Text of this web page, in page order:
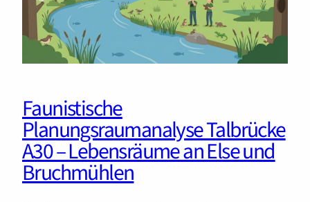
Faunistische
Planungsraumanalyse Talbrücke
A30 – Lebensräume an Else und
Bruchmühlen